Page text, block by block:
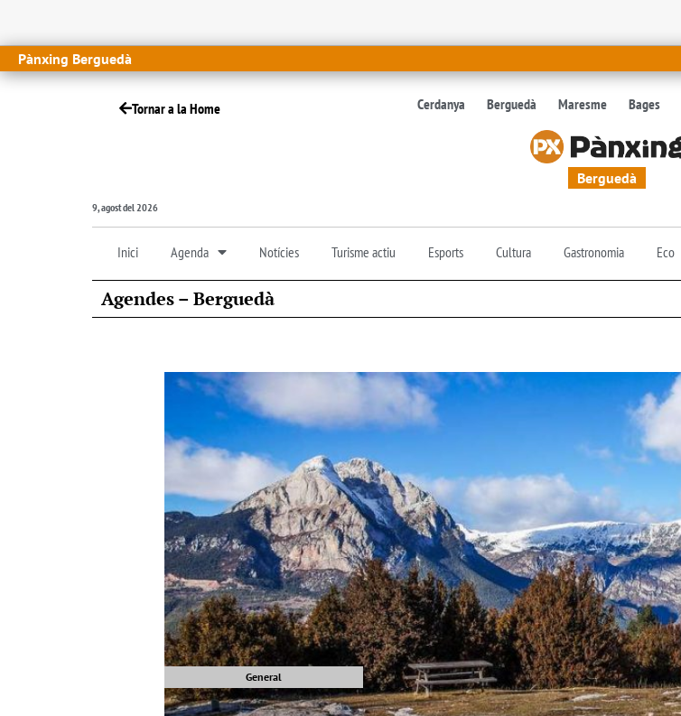
Pànxing Berguedà
Tornar a la Home Cerdanya Berguedà Maresme Bages
Berguedà
9, agost del 2026
Inici Agenda Notícies Turisme actiu Esports Cultura Gastronomia Eco
Agendes – Berguedà
General